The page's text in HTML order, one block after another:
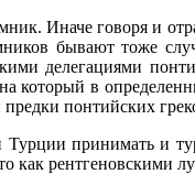
Иначе говоря и
бывают тоже
делегациями
который в
понтийских
принимать и
как рентгеновскими